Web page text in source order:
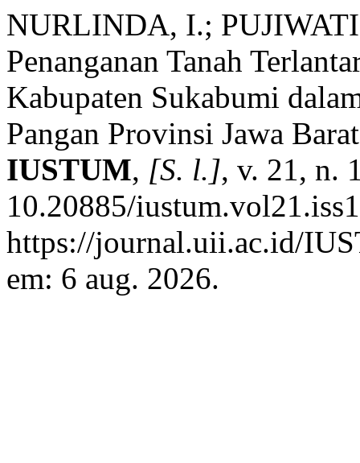
NURLINDA, I.;
Penanganan Tanah
Kabupaten Sukabumi
Pangan Provinsi Jawa
IUSTUM, [S. l.], v. 21, n.
10.20885/
https://journal.uii.ac.id/
em: 6 aug. 2026.